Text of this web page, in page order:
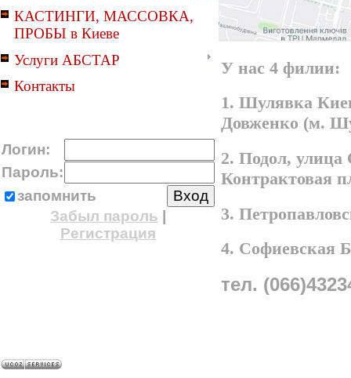
КАСТИНГИ, МАССОВКА,
ПРОБЫ в Киеве
Услуги АБСТАР
Контакты
Логин:
Пароль:
запомнить
Забыл пароль
Регистрация
У нас 4 филии:
1. Шулявка
Довженко (м.
2. Подол,
Контрактовая
3.
4. Софиевская
тел.